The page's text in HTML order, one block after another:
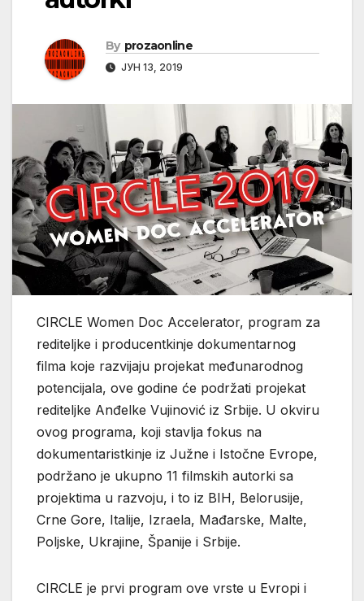
By prozaonline
ЈУН 13, 2019
CIRCLE Women Doc Accelerator, program za
rediteljke i producentkinje dokumentarnog
filma koje razvijaju projekat međunarodnog
potencijala, ove godine će podržati projekat
rediteljke Anđelke Vujinović iz Srbije. U okviru
ovog programa, koji stavlja fokus na
dokumentaristkinje iz Južne i Istočne Evrope,
podržano je ukupno 11 filmskih autorki sa
projektima u razvoju, i to iz BIH, Belorusije,
Crne Gore, Italije, Izraela, Mađarske, Malte,
Poljske, Ukrajine, Španije i Srbije.
CIRCLE je prvi program ove vrste u Evropi i